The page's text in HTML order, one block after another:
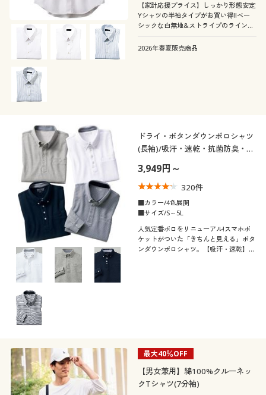
【家計応援プライス】しっかり形態安定
Yシャツの半袖タイプがお買い得!!ベー
シックな白無地&ストライプのラインナ
2026年春夏販売商品
ドライ・ボタンダウンポロシャツ
(長袖)/吸汗・速乾・抗菌防臭・
3,949円～
320件
■カラー/4色展開
■サイズ/S～5L
人気定番ポロをリニューアル!スマホポ
ケットがついた「きちんと見える」ボタ
ンダウンポロシャツ。【吸汗・速乾】
最大40％OFF
【男女兼用】綿100%クルーネッ
クTシャツ(7分袖)